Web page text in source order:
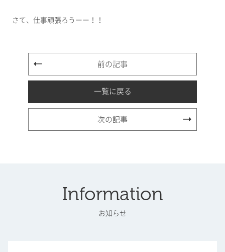
さて、仕事頑張ろうーー！！
前の記事
一覧に戻る
次の記事
Information
お知らせ